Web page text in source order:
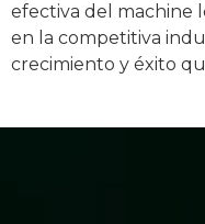
efectiva del machine
en la competitiva
crecimiento y éxito